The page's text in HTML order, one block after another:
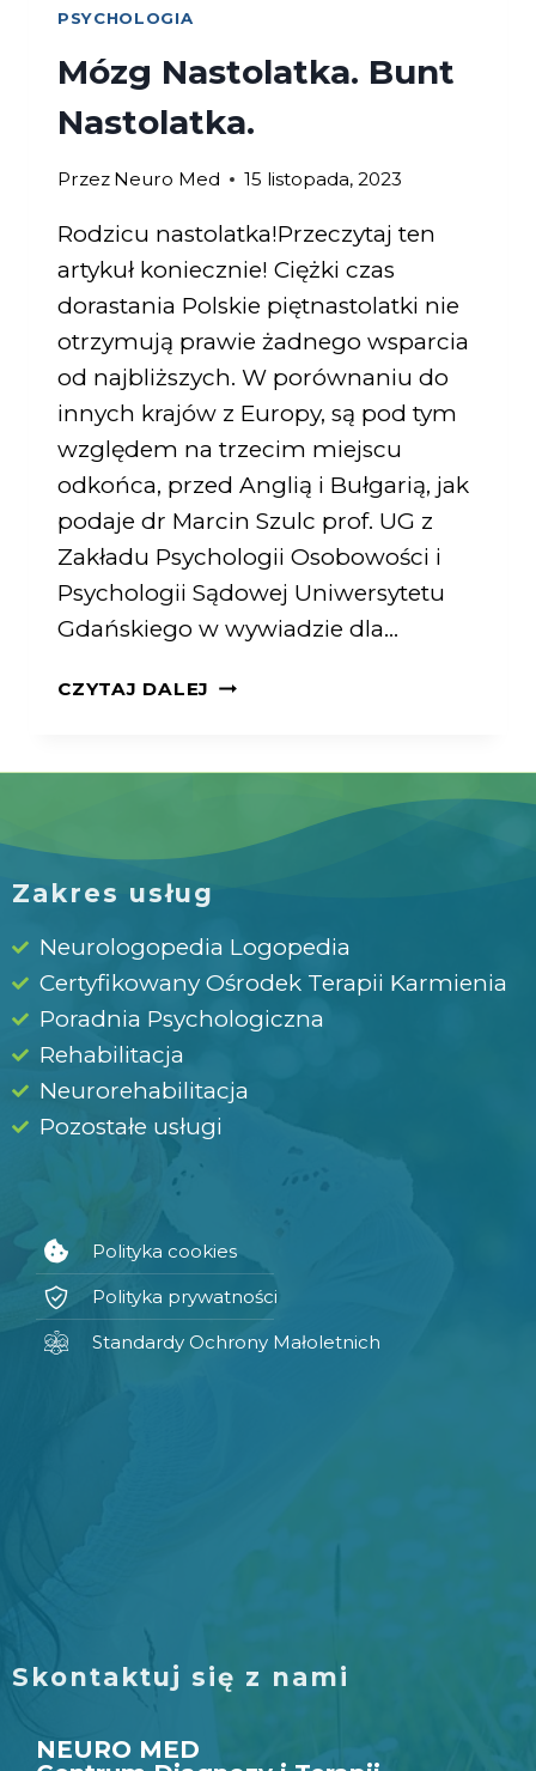
PSYCHOLOGIA
Mózg Nastolatka. Bunt
Nastolatka.
Przez Neuro Med 15 listopada, 2023
Rodzicu nastolatka!Przeczytaj ten
artykuł koniecznie! Ciężki czas
dorastania Polskie piętnastolatki nie
otrzymują prawie żadnego wsparcia
od najbliższych. W porównaniu do
innych krajów z Europy, są pod tym
względem na trzecim miejscu
odkońca, przed Anglią i Bułgarią, jak
podaje dr Marcin Szulc prof. UG z
Zakładu Psychologii Osobowości i
Psychologii Sądowej Uniwersytetu
Gdańskiego w wywiadzie dla…
CZYTAJ DALEJ
Zakres usług
Neurologopedia Logopedia
Certyfikowany Ośrodek Terapii Karmienia
Poradnia Psychologiczna
Rehabilitacja
Neurorehabilitacja
Pozostałe usługi
Polityka cookies
Polityka prywatności
Standardy Ochrony Małoletnich
Skontaktuj się z nami
NEURO MED